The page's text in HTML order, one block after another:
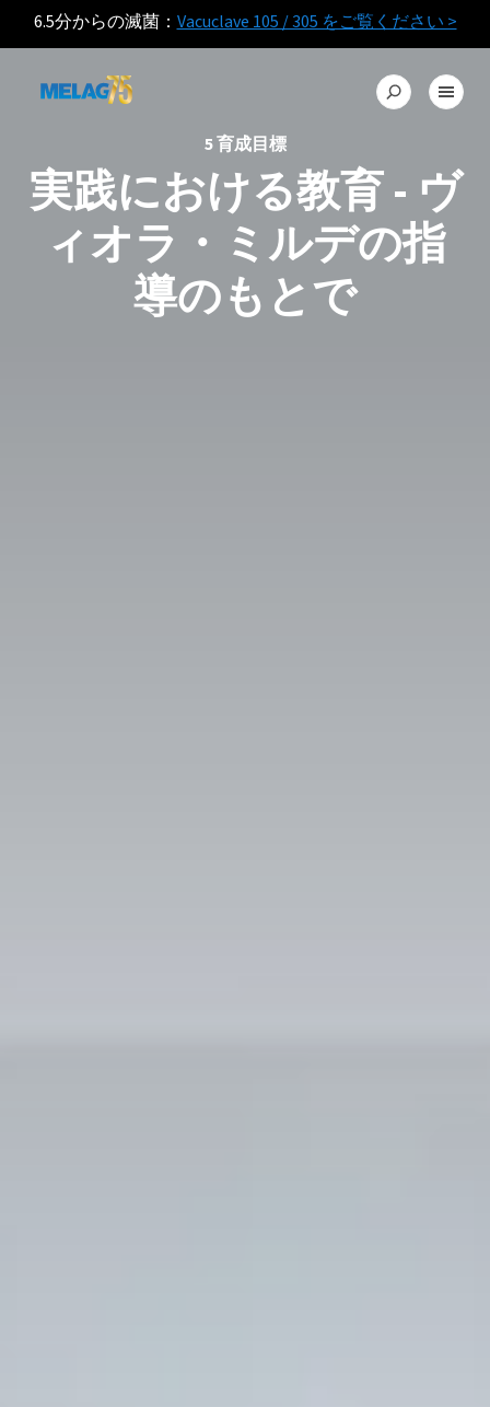
6.5分からの滅菌： Vacuclave 105 / 305 をご覧ください >
5 育成目標
実践における教育 - ヴ
ィオラ・ミルデの指
導のもとで